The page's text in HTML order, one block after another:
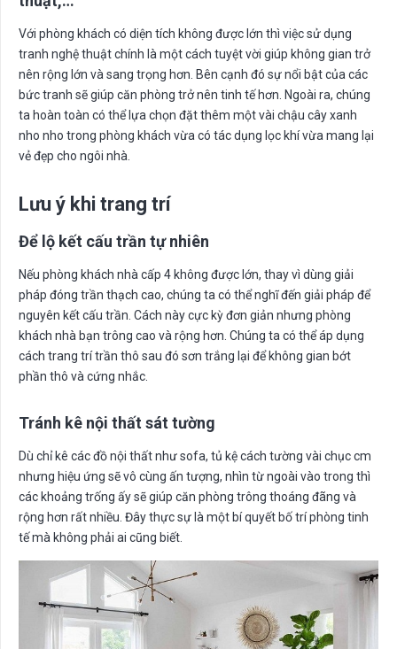
Với phòng khách có diện tích không được lớn thì việc sử dụng
tranh nghệ thuật chính là một cách tuyệt vời giúp không gian trở
nên rộng lớn và sang trọng hơn. Bên cạnh đó sự nổi bật của các
bức tranh sẽ giúp căn phòng trở nên tinh tế hơn. Ngoài ra, chúng
ta hoàn toàn có thể lựa chọn đặt thêm một vài chậu cây xanh
nho nho trong phòng khách vừa có tác dụng lọc khí vừa mang lại
vẻ đẹp cho ngôi nhà.
Lưu ý khi trang trí
Để lộ kết cấu trần tự nhiên
Nếu phòng khách nhà cấp 4 không được lớn, thay vì dùng giải
pháp đóng trần thạch cao, chúng ta có thể nghĩ đến giải pháp để
nguyên kết cấu trần. Cách này cực kỳ đơn giản nhưng phòng
khách nhà bạn trông cao và rộng hơn. Chúng ta có thể áp dụng
cách trang trí trần thô sau đó sơn trắng lại để không gian bớt
phần thô và cứng nhắc.
Tránh kê nội thất sát tường
Dù chỉ kê các đồ nội thất như sofa, tủ kệ cách tường vài chục cm
nhưng hiệu ứng sẽ vô cùng ấn tượng, nhìn từ ngoài vào trong thì
các khoảng trống ấy sẽ giúp căn phòng trông thoáng đãng và
rộng hơn rất nhiều. Đây thực sự là một bí quyết bố trí phòng tinh
tế mà không phải ai cũng biết.